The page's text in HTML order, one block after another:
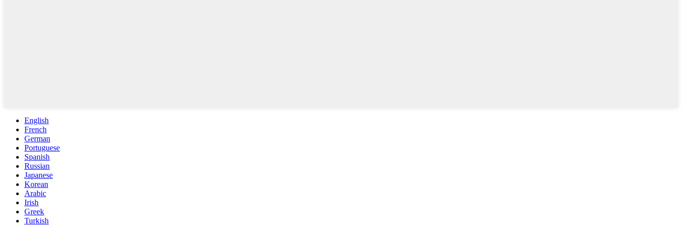
English
French
German
Portuguese
Spanish
Russian
Japanese
Korean
Arabic
Irish
Greek
Turkish